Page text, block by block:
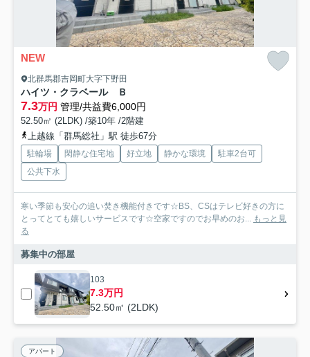
NEW
北群馬郡吉岡町大字下野田
ハイツ・クラベール Ｂ
7.3万円 管理/共益費6,000円
52.50㎡ (2LDK) /築10年 /2階建
上越線「群馬総社」駅 徒歩67分
駐輪場 閑静な住宅地 好立地 静かな環境
駐車2台可
公共下水
寒い季節も安心の追い焚き機能付きです☆BS、CSはテレビ好きの方に
とってとても嬉しいサービスです☆空家ですのでお早めのお... もっと見
る
募集中の部屋
103
7.3万円
52.50㎡ (2LDK)
アパート